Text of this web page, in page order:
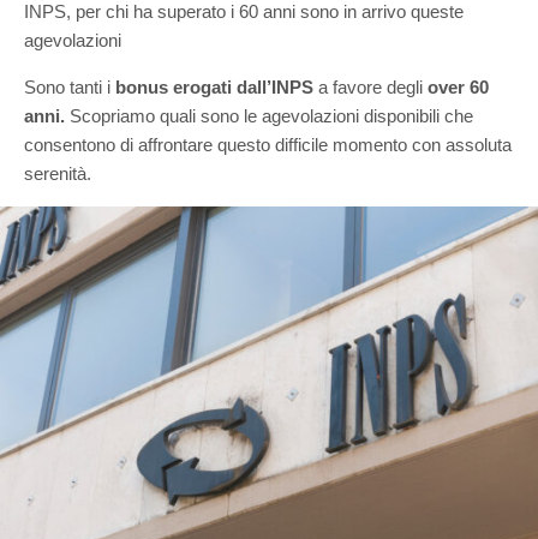
INPS, per chi ha superato i 60 anni sono in arrivo queste
agevolazioni
Sono tanti i bonus erogati dall’INPS a favore degli over 60
anni. Scopriamo quali sono le agevolazioni disponibili che
consentono di affrontare questo difficile momento con assoluta
serenità.